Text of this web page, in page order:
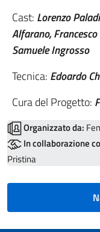
Cast: Lorenzo
Alfarano,
Samuele Ingrosso
Tecnica: Edoardo
Cura del Progetto:
Organizzato da:
In collaborazione
Pristina